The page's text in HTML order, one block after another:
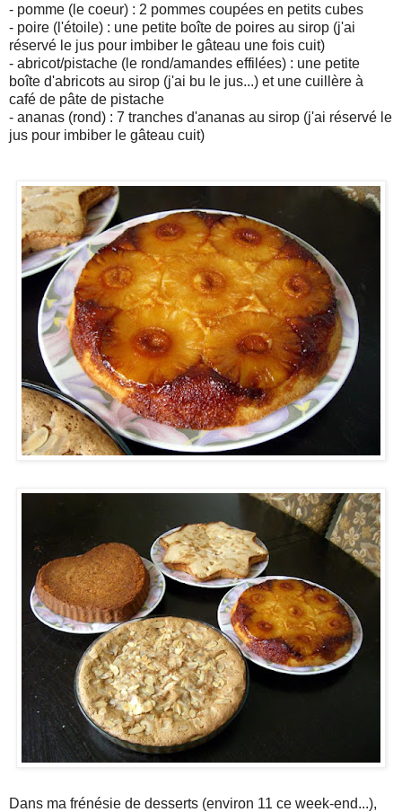
- pomme (le coeur) : 2 pommes coupées en petits cubes
- poire (l'étoile) : une petite boîte de poires au sirop (j'ai
réservé le jus pour imbiber le gâteau une fois cuit)
- abricot/pistache (le rond/amandes effilées) : une petite
boîte d'abricots au sirop (j'ai bu le jus...) et une cuillère à
café de pâte de pistache
- ananas (rond) : 7 tranches d'ananas au sirop (j'ai réservé le
jus pour imbiber le gâteau cuit)
Dans ma frénésie de desserts (environ 11 ce week-end...),